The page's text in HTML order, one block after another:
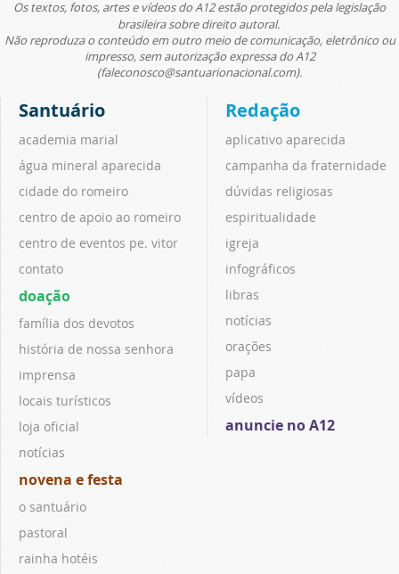
Os textos, fotos, artes e vídeos do A12 estão protegidos pela legislação
brasileira sobre direito autoral.
Não reproduza o conteúdo em outro meio de comunicação, eletrônico ou
impresso, sem autorização expressa do A12
(faleconosco@santuarionacional.com).
Santuário
academia marial
água mineral aparecida
cidade do romeiro
centro de apoio ao romeiro
centro de eventos pe. vitor
contato
doação
família dos devotos
história de nossa senhora
imprensa
locais turísticos
loja oficial
notícias
novena e festa
o santuário
pastoral
rainha hotéis
Redação
aplicativo aparecida
campanha da fraternidade
dúvidas religiosas
espiritualidade
igreja
infográficos
libras
notícias
orações
papa
vídeos
anuncie no A12